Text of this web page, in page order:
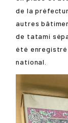
de la
autres
de tatami
été
national.